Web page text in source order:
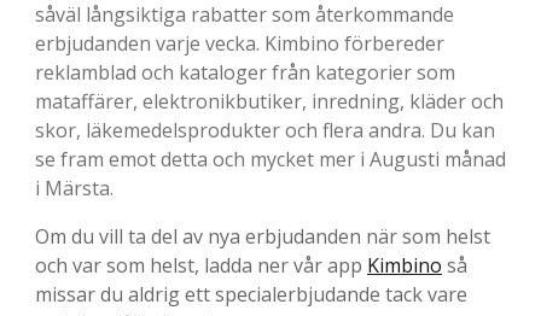
såväl långsiktiga rabatter som återkommande
erbjudanden varje vecka. Kimbino förbereder
reklamblad och kataloger från kategorier som
mataffärer, elektronikbutiker, inredning, kläder och
skor, läkemedelsprodukter och flera andra. Du kan
se fram emot detta och mycket mer i Augusti månad
i Märsta.
Om du vill ta del av nya erbjudanden när som helst
och var som helst, ladda ner vår app Kimbino så
missar du aldrig ett specialerbjudande tack vare